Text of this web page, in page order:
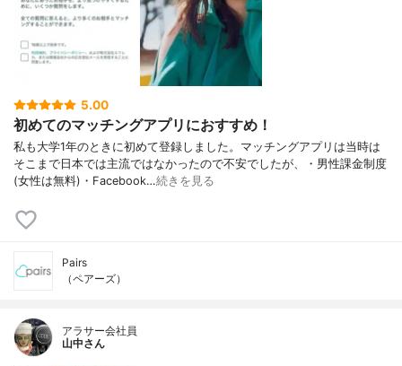
5.00
初めてのマッチングアプリにおすすめ！
私も大学1年のときに初めて登録しました。マッチングアプリは当時は
そこまで日本では主流ではなかったので不安でしたが、・男性課金制度
(女性は無料)・Facebook…続きを見る
Pairs
（ペアーズ）
アラサー会社員
山中さん